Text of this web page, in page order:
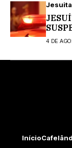
4 DE
Início